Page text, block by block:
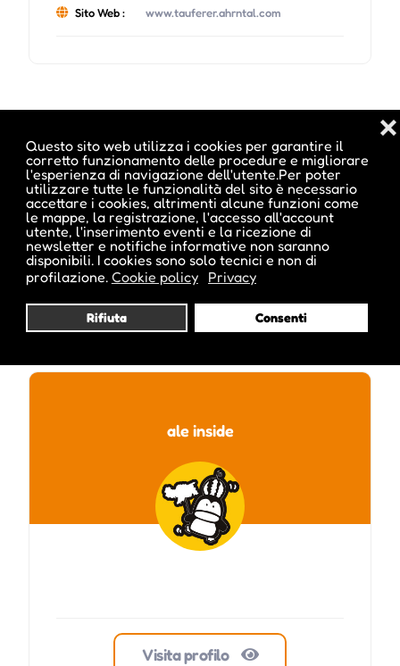
Questo sito web utilizza i cookies per garantire il
corretto funzionamento delle procedure e migliorare
l'esperienza di navigazione dell'utente.Per poter
utilizzare tutte le funzionalità del sito è necessario
accettare i cookies, altrimenti alcune funzioni come
le mappe, la registrazione, l'accesso all'account
utente, l'inserimento eventi e la ricezione di
newsletter e notifiche informative non saranno
disponibili. I cookies sono solo tecnici e non di
profilazione. Cookie policy Privacy
Rifiuta Consenti
❌
Sito Web : www.tauferer.ahrntal.com
Pubblicato da :
ale inside
Visita profilo